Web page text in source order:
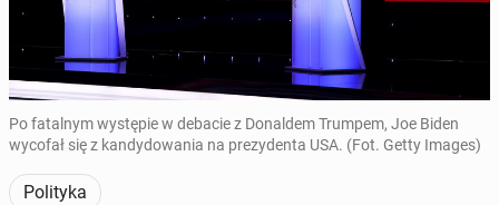
Po fatalnym występie w debacie z Donaldem Trumpem, Joe Biden
wycofał się z kandydowania na prezydenta USA. (Fot. Getty Images)
Polityka